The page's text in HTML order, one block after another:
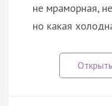
не мраморная,
но какая